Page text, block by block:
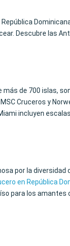
Descubre las
más de 700 islas,
Cruceros y
incluyen
por la
en República
para los amantes